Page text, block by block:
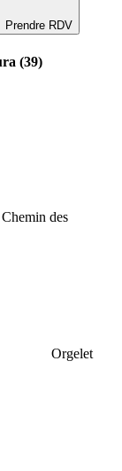
Prendre RDV
(39)
Chemin des
Orgelet